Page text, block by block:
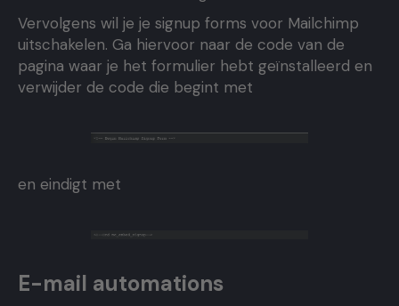
Vervolgens wil je je signup forms voor Mailchimp
uitschakelen. Ga hiervoor naar de code van de
pagina waar je het formulier hebt geïnstalleerd en
verwijder de code die begint met
en eindigt met
E-mail automations